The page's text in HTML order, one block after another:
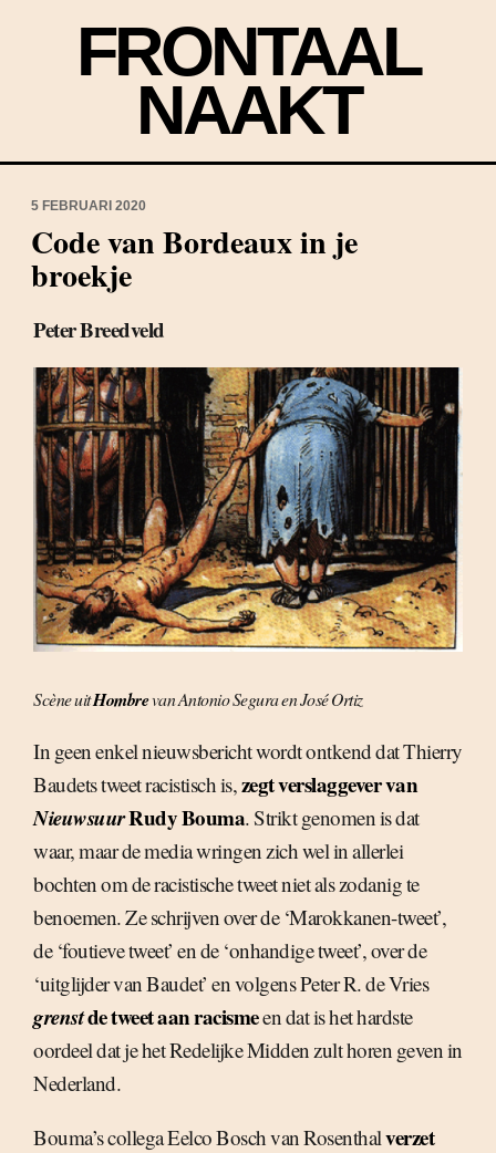
FRONTAAL
NAAKT
5 FEBRUARI 2020
Code van Bordeaux in je
broekje
Peter Breedveld
Scène uitHombrevan Antonio Segura en José Ortiz
In geen enkel nieuwsbericht wordt ontkend dat Thierry
Baudets tweet racistisch is,zegt verslaggever van
NieuwsuurRudy Bouma. Strikt genomen is dat
waar, maar de media wringen zich wel in allerlei
bochten om de racistische tweet niet als zodanig te
benoemen. Ze schrijven over de ‘Marokkanen-tweet’,
de ‘foutieve tweet’ en de ‘onhandige tweet’, over de
‘uitglijder van Baudet’ en volgens Peter R. de Vries
grenstde tweet aan racismeen dat is het hardste
oordeel dat je het Redelijke Midden zult horen geven in
Nederland.
Bouma’s collega Eelco Bosch van Rosenthalverzet